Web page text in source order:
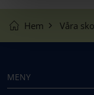
Hem Våra
MENY